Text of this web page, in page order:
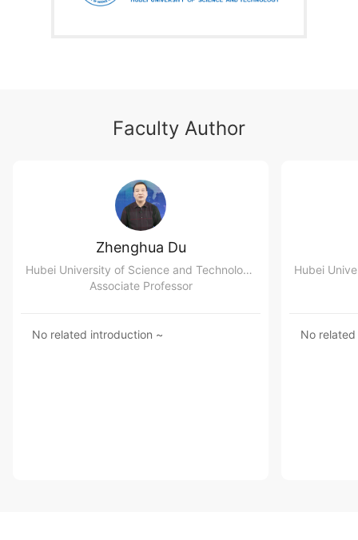
Faculty Author
Zhenghua Du
Hubei University of Science and Technology
Associate Professor
No related introduction ~ No